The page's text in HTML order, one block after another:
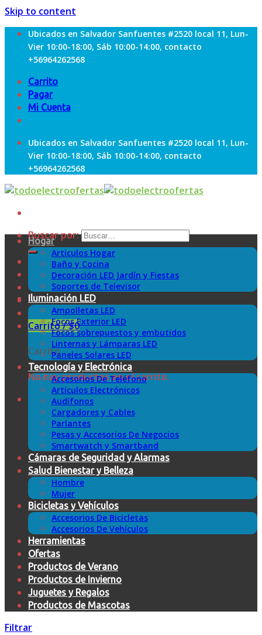
Skip to content
Ubicados en Salvador Sanfuentes #2520 local 11, Lun-
Vier 10:00-18:00, Sáb 10:00-14:00, contacto
+56964262568
Carrito
Pagar
Mi Cuenta
Ubicados en Salvador Sanfuentes #2520 local 11, Lun-
Vier 10:00-18:00, Sáb 10:00-14:00, contacto
+56964262568
Buscar por:
Carrito /$0
Carrito
No hay productos en el carrito.
Hogar
Articulos Hogar
Baño y Cocina
Decoración LED Jardín y Fiestas
Soportes de Televisor
Iluminación LED
Ampolletas LED
Focos Exterior LED
Focos sobrepuestos y embutidos
Linternas y Lámparas LED
Paneles Solares LED
Tecnología y Electrónica
Accesorios De Teléfono
Artículos Electrónicos
Audífonos
Cargadores y Cables
Parlantes
Pesas y Accesorios De Negocios
Smartwatch y Smartband
Cámaras de Seguridad y Alarmas
Salud Bienestar y Belleza
Hombre
Mujer
Bicicletas y Vehículos
Accesorios De Bicicletas
Accesorios De Vehículos
Herramientas
Ofertas
Productos de Verano
Productos de Invierno
Juguetes y Regalos
Productos de Mascotas
Filtrar